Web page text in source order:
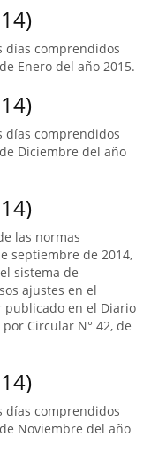
días comprendidos
Enero del año 2015.
días comprendidos
Diciembre del año
las normas
septiembre de 2014,
sistema de
ajustes en el
publicado en el Diario
Circular N° 42, de
días comprendidos
Noviembre del año